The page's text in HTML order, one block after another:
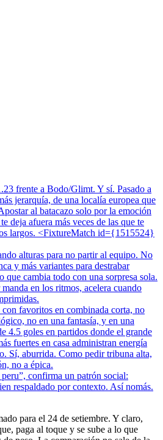
frente a Bodo/Glimt. Y sí. Pasado a
jerarquía, de una localía europea que
al batacazo solo por la emoción
deja afuera más veces de las que te
largos. <FixtureMatch id={1515524}
alturas para no partir al equipo. No
y más variantes para destrabar
cambia todo con una sorpresa sola.
en los ritmos, acelera cuando
favoritos en combinada corta, no
no en una fantasía, y en una
4.5 goles en partidos donde el grande
fuertes en casa administran energía
Sí, aburrida. Como pedir tribuna alta,
no a épica.
confirma un patrón social:
respaldado por contexto. Así nomás.
para el 24 de setiembre. Y claro,
paga al toque y se sube a lo que